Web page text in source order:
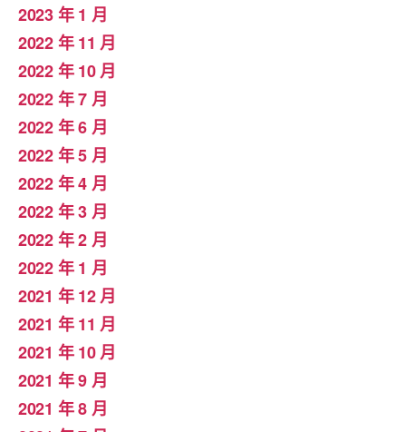
2023 年 1 月
2022 年 11 月
2022 年 10 月
2022 年 7 月
2022 年 6 月
2022 年 5 月
2022 年 4 月
2022 年 3 月
2022 年 2 月
2022 年 1 月
2021 年 12 月
2021 年 11 月
2021 年 10 月
2021 年 9 月
2021 年 8 月